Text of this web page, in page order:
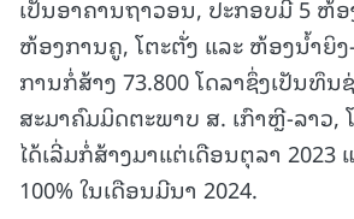
ເປັນອາຄານຖາວອນ, ປະກອບມີ 5 ຫ້ອ
ຫ້ອງການຄູ, ໂຕະຕັ່ງ ແລະ ຫ້ອງນ້ຳຍິ
ການກໍ່ສ້າງ 73.800 ໂດລາຊຶ່ງເປັນທຶນ
ສະມາຄົມມິດຕະພາບ ສ. ເກົາຫຼີ-ລາວ,
ໄດ້ເລີ່ມກໍ່ສ້າງມາແຕ່ເດືອນຕຸລາ 2023
100% ໃນເດືອນມີນາ 2024.